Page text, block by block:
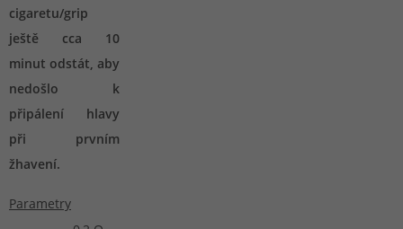
cigaretu/grip
ještě cca 10
minut odstát, aby
nedošlo k
připálení hlavy
při prvním
žhavení.
Parametry